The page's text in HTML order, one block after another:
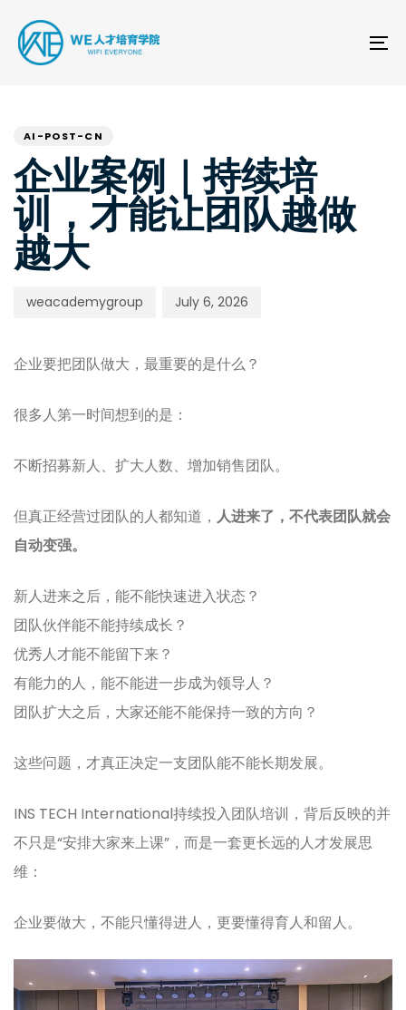
links
primary
content
AI-POST-CN
企业案例｜持续培
训，才能让团队越做
越大
weacademygroup July 6, 2026
企业要把团队做大，最重要的是什么？
很多人第一时间想到的是：
不断招募新人、扩大人数、增加销售团队。
但真正经营过团队的人都知道， 人进来了，不代表团队就会
自动变强。
新人进来之后，能不能快速进入状态？
团队伙伴能不能持续成长？
优秀人才能不能留下来？
有能力的人，能不能进一步成为领导人？
团队扩大之后，大家还能不能保持一致的方向？
这些问题，才真正决定一支团队能不能长期发展。
INS TECH International持续投入团队培训，背后反映的并
不只是“安排大家来上课”，而是一套更长远的人才发展思
维：
企业要做大，不能只懂得进人，更要懂得育人和留人。